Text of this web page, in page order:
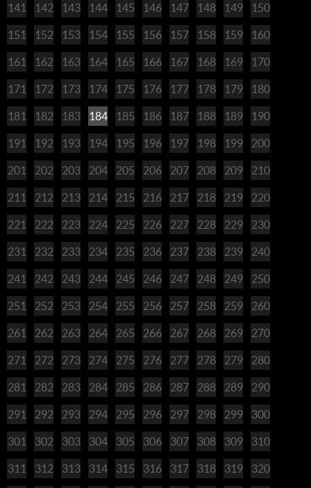
141 142 143 144 145 146 147 148 149 150
151 152 153 154 155 156 157 158 159 160
161 162 163 164 165 166 167 168 169 170
171 172 173 174 175 176 177 178 179 180
181 182 183 184 185 186 187 188 189 190
191 192 193 194 195 196 197 198 199 200
201 202 203 204 205 206 207 208 209 210
211 212 213 214 215 216 217 218 219 220
221 222 223 224 225 226 227 228 229 230
231 232 233 234 235 236 237 238 239 240
241 242 243 244 245 246 247 248 249 250
251 252 253 254 255 256 257 258 259 260
261 262 263 264 265 266 267 268 269 270
271 272 273 274 275 276 277 278 279 280
281 282 283 284 285 286 287 288 289 290
291 292 293 294 295 296 297 298 299 300
301 302 303 304 305 306 307 308 309 310
311 312 313 314 315 316 317 318 319 320